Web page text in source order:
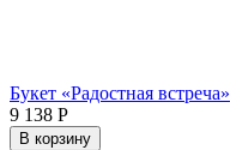
Букет «Радостная встреча»
9 138 Р
В корзину